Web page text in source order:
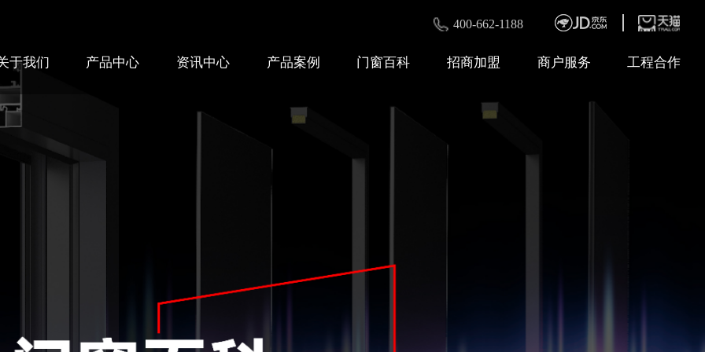
400-662-1188
于我们 产品中心 资讯中心 产品案例 门窗百科 招商加盟 商户服务 工程合作